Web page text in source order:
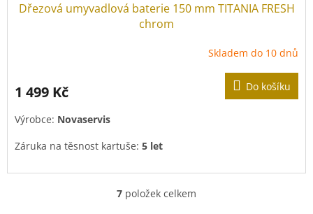
Dřezová umyvadlová baterie 150 mm TITANIA FRESH
chrom
Skladem do 10 dnů
1 499 Kč Do košíku
Výrobce: Novaservis
Záruka na těsnost kartuše: 5 let
O
7 položek celkem